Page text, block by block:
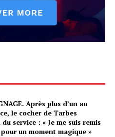
Après plus d’un an
le cocher de Tarbes
service : « Je me suis remis
un moment magique »